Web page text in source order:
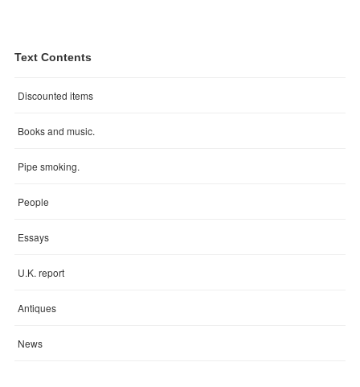
Text Contents
Discounted items
Books and music.
Pipe smoking.
People
Essays
U.K. report
Antiques
News